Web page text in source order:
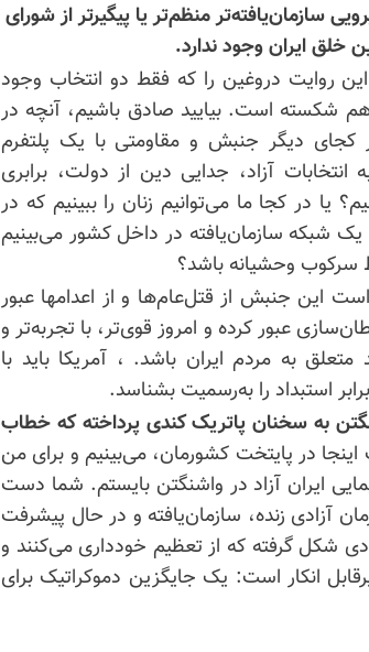
سازمان‌یافته‌تر منظم‌تر یا پیگیرتر از شورای
خلق ایران وجود ندارد.
روایت دروغین را که فقط دو انتخاب وجود
شکسته است. بیایید صادق باشیم، آنچه در
کجای دیگر جنبش و مقاومتی با یک پلتفرم
آزاد، جدایی دین از دولت، برابری
یا در کجا ما می‌توانیم زنان را ببینیم که در
شبکه سازمان‌یافته در داخل کشور می‌بینیم
سرکوب وحشیانه باشد؟
این جنبش از قتل‌عام‌ها و از اعدامها عبور
عبور کرده و امروز قوی‌تر، با تجربه‌تر و
به مردم ایران باشد. ، آمریکا باید با
استبداد را به‌رسمیت بشناسد.
به سخنان پاتریک کندی پرداخته که خطاب
در پایتخت کشورمان، می‌بینیم و برای من
ایران آزاد در واشنگتن بایستم. شما دست
آزادی زنده، سازمان‌یافته و در حال پیشرفت
شکل گرفته که از تعظیم خودداری می‌کنند و
انکار است: یک جایگزین دموکراتیک برای